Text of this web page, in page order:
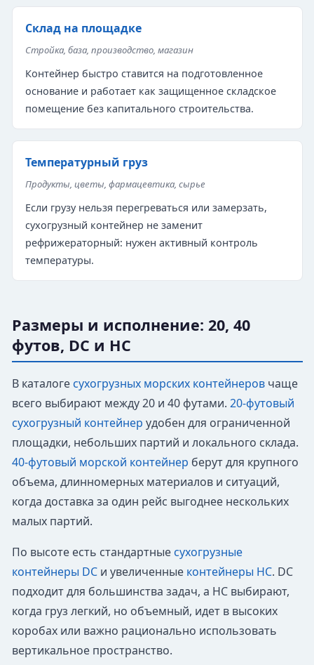
Склад на площадке
Стройка, база, производство, магазин
Контейнер быстро ставится на подготовленное
основание и работает как защищенное складское
помещение без капитального строительства.
Температурный груз
Продукты, цветы, фармацевтика, сырье
Если грузу нельзя перегреваться или замерзать,
сухогрузный контейнер не заменит
рефрижераторный: нужен активный контроль
температуры.
Размеры и исполнение: 20, 40
футов, DC и HC
В каталоге сухогрузных морских контейнеровчаще
всего выбирают между 20 и 40 футами. 20-футовый
сухогрузный контейнер удобен для ограниченной
площадки, небольших партий и локального склада.
40-футовый морской контейнер берут для крупного
объема, длинномерных материалов и ситуаций,
когда доставка за один рейс выгоднее нескольких
малых партий.
По высоте есть стандартные сухогрузные
контейнеры DCи увеличенные контейнеры HC. DC
подходит для большинства задач, а HC выбирают,
когда груз легкий, но объемный, идет в высоких
коробах или важно рационально использовать
вертикальное пространство.